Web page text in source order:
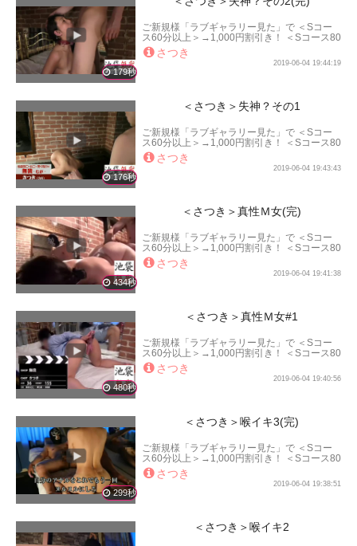
179秒
ご新規様「ラブギャラリー見た」で ＜Sコー
ス60分以上＞→1,000円割引き！ ＜Sコース80
分以上＞→2,000円割引き！ ＜Sコース100分
以上＞→3,000円割引き！ となります。
さつき
2019-06-04 19:44:19
＜さつき＞失神？その1
176秒
ご新規様「ラブギャラリー見た」で ＜Sコー
ス60分以上＞→1,000円割引き！ ＜Sコース80
分以上＞→2,000円割引き！ ＜Sコース100分
以上＞→3,000円割引き！ となります。
さつき
2019-06-04 19:43:43
＜さつき＞真性Ｍ女(完)
434秒
ご新規様「ラブギャラリー見た」で ＜Sコー
ス60分以上＞→1,000円割引き！ ＜Sコース80
分以上＞→2,000円割引き！ ＜Sコース100分
以上＞→3,000円割引き！ となります。
さつき
2019-06-04 19:41:38
＜さつき＞真性Ｍ女#1
480秒
ご新規様「ラブギャラリー見た」で ＜Sコー
ス60分以上＞→1,000円割引き！ ＜Sコース80
分以上＞→2,000円割引き！ ＜Sコース100分
以上＞→3,000円割引き！ となります。
さつき
2019-06-04 19:40:56
＜さつき＞喉イキ3(完)
299秒
ご新規様「ラブギャラリー見た」で ＜Sコー
ス60分以上＞→1,000円割引き！ ＜Sコース80
分以上＞→2,000円割引き！ ＜Sコース100分
以上＞→3,000円割引き！ となります。
さつき
2019-06-04 19:38:51
＜さつき＞喉イキ2